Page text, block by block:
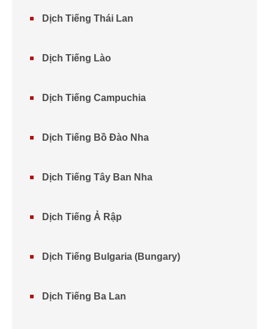
Dịch Tiếng Thái Lan
Dịch Tiếng Lào
Dịch Tiếng Campuchia
Dịch Tiếng Bồ Đào Nha
Dịch Tiếng Tây Ban Nha
Dịch Tiếng Ả Rập
Dịch Tiếng Bulgaria (Bungary)
Dịch Tiếng Ba Lan